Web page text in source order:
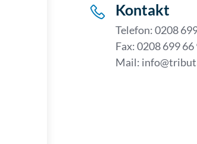
Kontakt
Telefon: 0208
Fax: 0208 699 66
Mail: